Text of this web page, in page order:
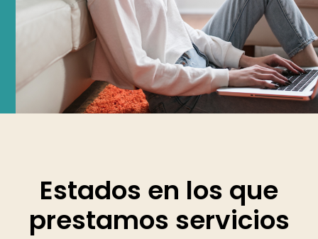
Estados en los que
prestamos servicios